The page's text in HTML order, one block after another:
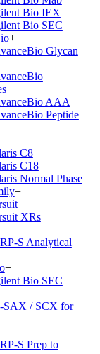
Bio IEX
Bio SEC
+
Glycan
AAA
Peptide
C8
C18
Normal Phase
+
XRs
S Analytical
+
Bio SEC
SAX / SCX for
S Prep to